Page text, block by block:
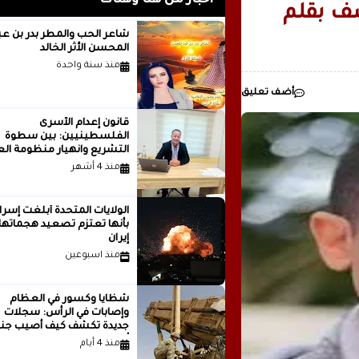
للذكاء
بقلم
أضف تعليق
شاعر الحب والمطر بدر
المحسن الأثر الخالد
منذ سنة واحدة
قانون إعدام الأسرى
الفلسطينيين: بين سطوة
التشريع وانهيار منظومة
الدولية...بقلم الدكتور وسيم
منذ 4 أشهر
الولايات المتحدة أبلغت
بأنها تعتزم تصعيد
إيران
منذ اسبوعين
شظايا وكسور في العظام
وإصابات في الرأس: سجلات
جديدة تكشف كيف أصيب
أمريكيون في الحرب الإيرانية
منذ 4 أيام